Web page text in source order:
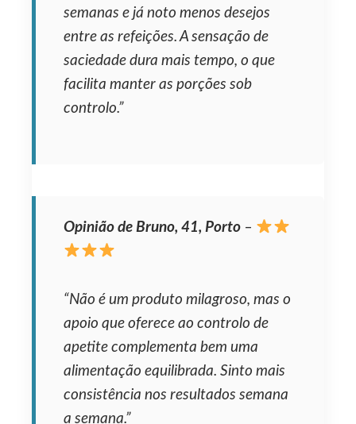
semanas e já noto menos desejos
entre as refeições. A sensação de
saciedade dura mais tempo, o que
facilita manter as porções sob
controlo.”
Opinião de Bruno, 41, Porto –
“Não é um produto milagroso, mas o
apoio que oferece ao controlo de
apetite complementa bem uma
alimentação equilibrada. Sinto mais
consistência nos resultados semana
a semana.”